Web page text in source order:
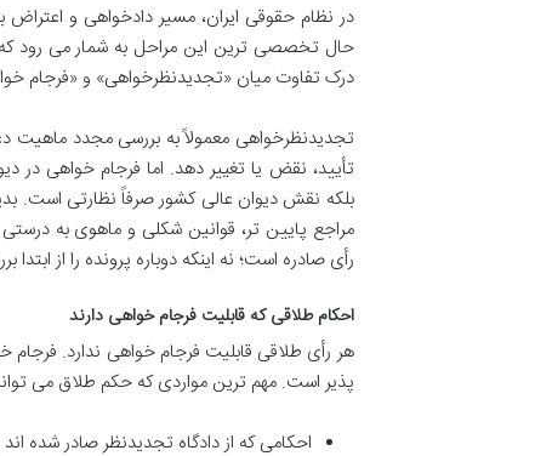
در نظام حقوقی ایران، مسیر دادخواهی و
حال تخصصی ترین این مراحل به شمار می رود که
درک تفاوت میان «تجدیدنظرخواهی» و «فرجام
تجدیدنظرخواهی معمولاً به بررسی مجدد ماهیت
تأیید، نقض یا تغییر دهد. اما فرجام خواهی در
بلکه نقش دیوان عالی کشور صرفاً نظارتی است.
مراجع پایین تر، قوانین شکلی و ماهوی به
رأی صادره است؛ نه اینکه دوباره پرونده را از
احکام طلاقی که قابلیت فرجام خواهی دارند
هر رأی طلاقی قابلیت فرجام خواهی ندارد.
پذیر است. مهم ترین مواردی که حکم طلاق می
احکامی که از دادگاه تجدیدنظر صادر شده